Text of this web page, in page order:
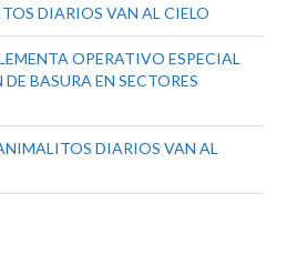
DIARIOS VAN AL CIELO
OPERATIVO ESPECIAL
BASURA EN SECTORES
DIARIOS VAN AL